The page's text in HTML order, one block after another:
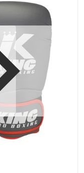
1 in galerijweergave